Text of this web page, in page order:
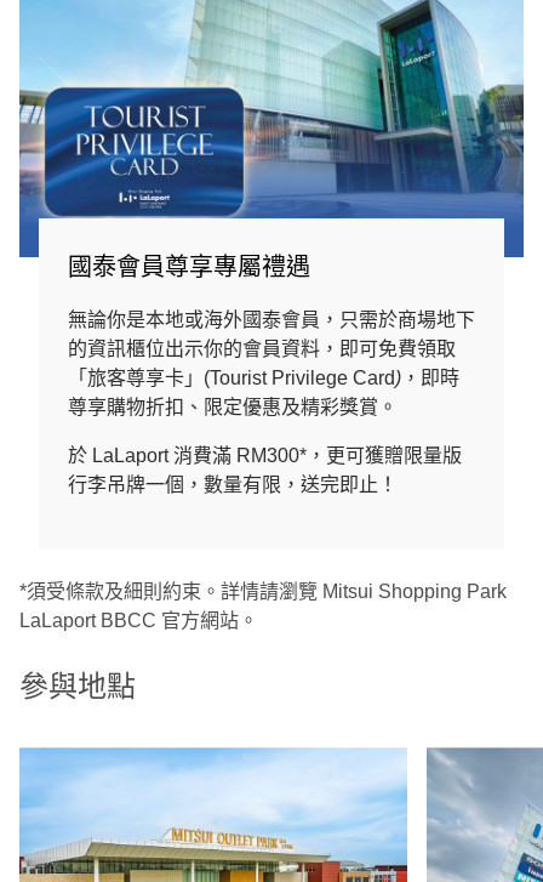
國泰會員尊享專屬禮遇
無論你是本地或海外國泰會員，只需於商場地下
的資訊櫃位出示你的會員資料，即可免費領取
「旅客尊享卡」(Tourist Privilege Card) ，即時
尊享購物折扣、限定優惠及精彩獎賞。
於 LaLaport 消費滿 RM300*，更可獲贈限量版
行李吊牌一個，數量有限，送完即止！
*須受條款及細則約束。詳情請瀏覽 Mitsui Shopping Park
LaLaport BBCC 官方網站。
參與地點